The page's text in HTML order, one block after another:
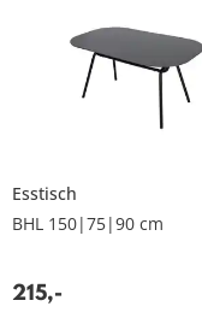
Esstisch
BHL 150|75|90 cm
215,-